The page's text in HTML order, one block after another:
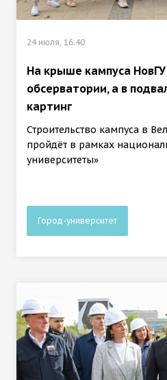
24 июля, 16:40
На крыше кампуса
обсерватории, а в
картинг
Строительство кампуса в
пройдёт в рамках
университеты»
Город-университет